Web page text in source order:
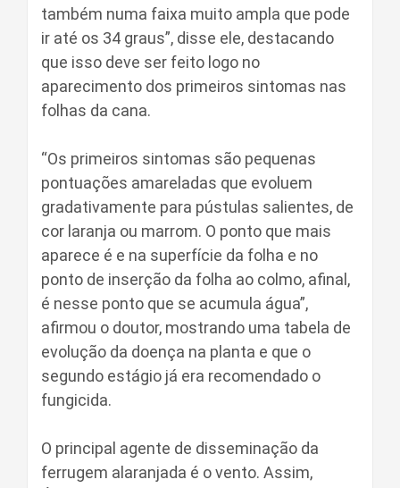
também numa faixa muito ampla que pode
ir até os 34 graus”, disse ele, destacando
que isso deve ser feito logo no
aparecimento dos primeiros sintomas nas
folhas da cana.
“Os primeiros sintomas são pequenas
pontuações amareladas que evoluem
gradativamente para pústulas salientes, de
cor laranja ou marrom. O ponto que mais
aparece é e na superfície da folha e no
ponto de inserção da folha ao colmo, afinal,
é nesse ponto que se acumula água”,
afirmou o doutor, mostrando uma tabela de
evolução da doença na planta e que o
segundo estágio já era recomendado o
fungicida.
O principal agente de disseminação da
ferrugem alaranjada é o vento. Assim,